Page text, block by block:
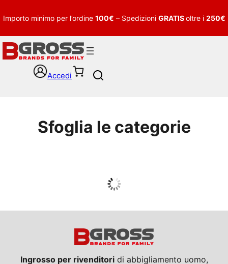
Importo minimo per l’ordine 100€ – Spedizioni GRATISoltre i 250€
Accedi
h
Sfoglia le categorie
Guarda tutto
Ingrosso per rivenditoridi abbigliamento uomo,